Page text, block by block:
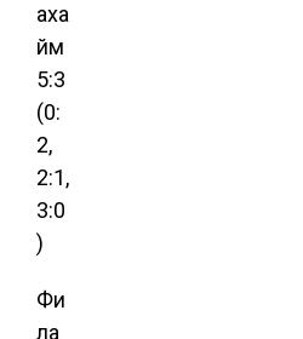
аха
йм
5:3
(0:
2,
2:1,
3:0
)
Фи
ла